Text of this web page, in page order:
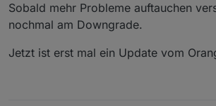
Sobald mehr Probleme auftauchen
nochmal am Downgrade.
Jetzt ist erst mal ein Update vom